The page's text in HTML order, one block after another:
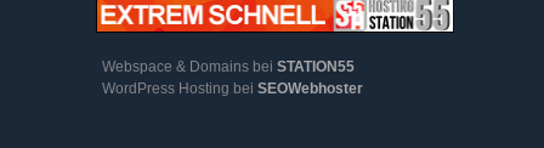
Webspace & Domains bei STATION55
WordPress Hosting bei SEOWebhoster